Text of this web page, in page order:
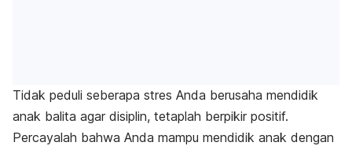
Tidak peduli seberapa stres Anda berusaha mendidik
anak balita agar disiplin, tetaplah berpikir positif.
Percayalah bahwa Anda mampu mendidik anak dengan